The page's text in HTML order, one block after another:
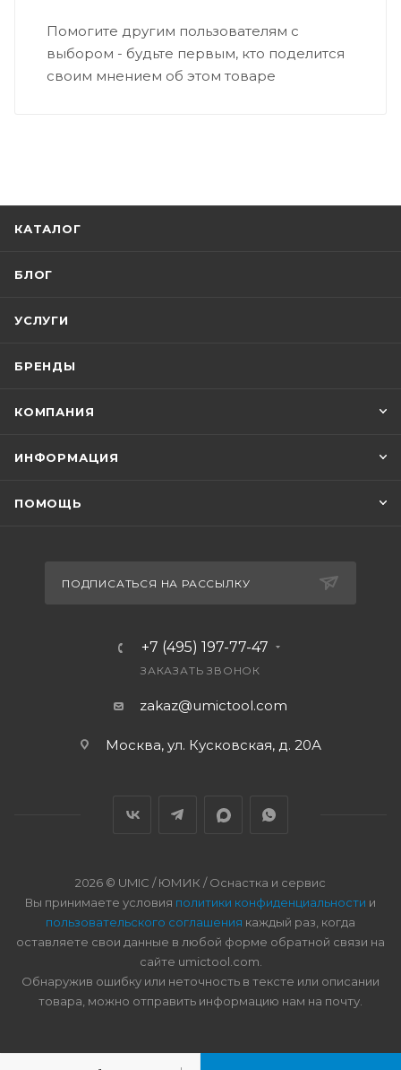
Помогите другим пользователям с
выбором - будьте первым, кто поделится
своим мнением об этом товаре
КАТАЛОГ
БЛОГ
УСЛУГИ
БРЕНДЫ
КОМПАНИЯ
ИНФОРМАЦИЯ
ПОМОЩЬ
ПОДПИСАТЬСЯ НА РАССЫЛКУ
+7 (495) 197-77-47
ЗАКАЗАТЬ ЗВОНОК
zakaz@umictool.com
Москва, ул. Кусковская, д. 20А
2026 © UMIC / ЮМИК / Оснастка и сервис
Вы принимаете условия политики конфиденциальности и
пользовательского соглашения каждый раз, когда
оставляете свои данные в любой форме обратной связи на
сайте umictool.com.
Обнаружив ошибку или неточность в тексте или описании
товара, можно отправить информацию нам на почту.